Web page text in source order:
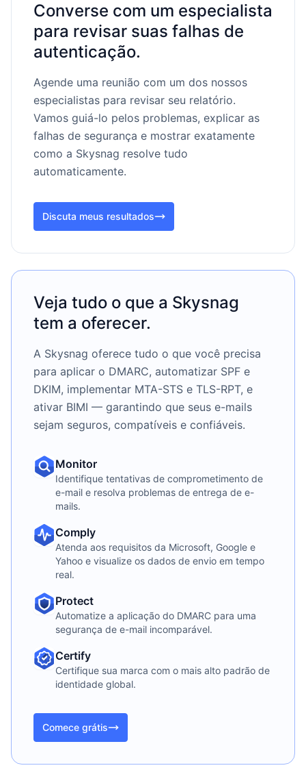
Converse com um especialista
para revisar suas falhas de
autenticação.
Agende uma reunião com um dos nossos
especialistas para revisar seu relatório.
Vamos guiá-lo pelos problemas, explicar as
falhas de segurança e mostrar exatamente
como a Skysnag resolve tudo
automaticamente.
Discuta meus resultados
Veja tudo o que a Skysnag
tem a oferecer.
A Skysnag oferece tudo o que você precisa
para aplicar o DMARC, automatizar SPF e
DKIM, implementar MTA-STS e TLS-RPT, e
ativar BIMI — garantindo que seus e-mails
sejam seguros, compatíveis e confiáveis.
Monitor
Identifique tentativas de comprometimento de
e-mail e resolva problemas de entrega de e-
mails.
Comply
Atenda aos requisitos da Microsoft, Google e
Yahoo e visualize os dados de envio em tempo
real.
Protect
Automatize a aplicação do DMARC para uma
segurança de e-mail incomparável.
Certify
Certifique sua marca com o mais alto padrão de
identidade global.
Comece grátis